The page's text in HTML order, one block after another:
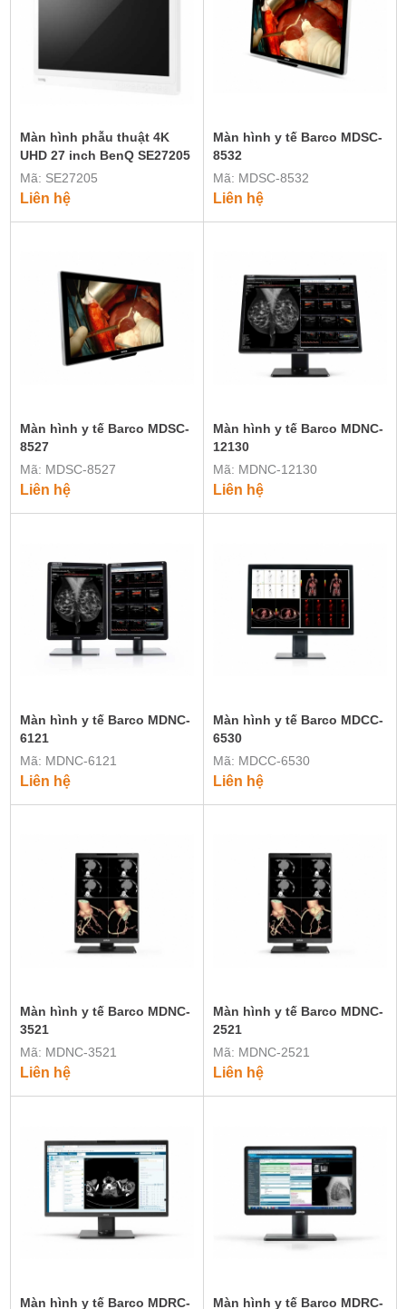
Màn hình phẫu thuật 4K
UHD 27 inch BenQ SE27205
Mã: SE27205
Liên hệ
Màn hình y tế Barco MDSC-
8532
Mã: MDSC-8532
Liên hệ
Màn hình y tế Barco MDSC-
8527
Mã: MDSC-8527
Liên hệ
Màn hình y tế Barco MDNC-
12130
Mã: MDNC-12130
Liên hệ
Màn hình y tế Barco MDNC-
6121
Mã: MDNC-6121
Liên hệ
Màn hình y tế Barco MDCC-
6530
Mã: MDCC-6530
Liên hệ
Màn hình y tế Barco MDNC-
3521
Mã: MDNC-3521
Liên hệ
Màn hình y tế Barco MDNC-
2521
Mã: MDNC-2521
Liên hệ
Màn hình y tế Barco MDRC- Màn hình y tế Barco MDRC-